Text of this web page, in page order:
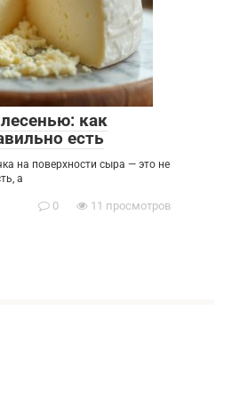
как
есть
на поверхности сыра — это не
а
0 11 просмотров